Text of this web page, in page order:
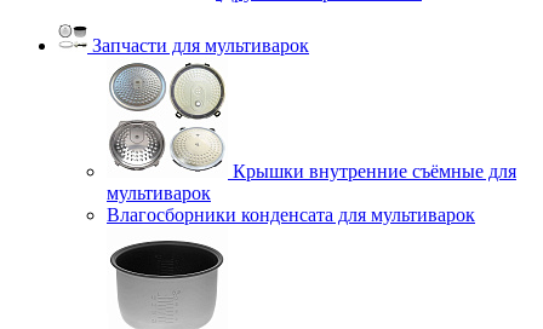
Запчасти для мультиварок
Крышки внутренние съёмные для
мультиварок
Влагосборники конденсата для мультиварок